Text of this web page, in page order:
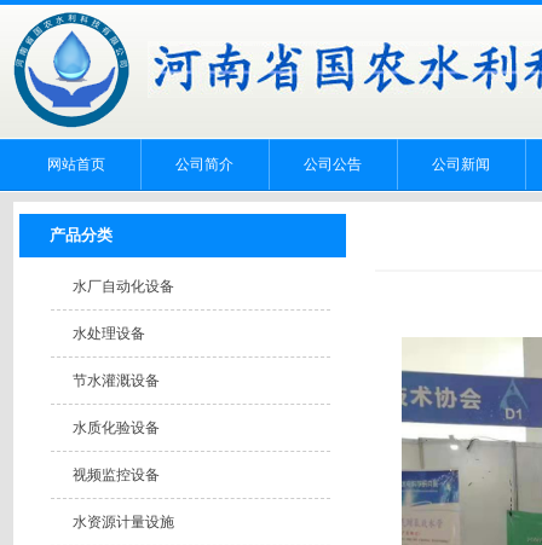
网站首页 公司简介 公司公告 公司新闻
产品分类
水厂自动化设备
水处理设备
节水灌溉设备
水质化验设备
视频监控设备
水资源计量设施